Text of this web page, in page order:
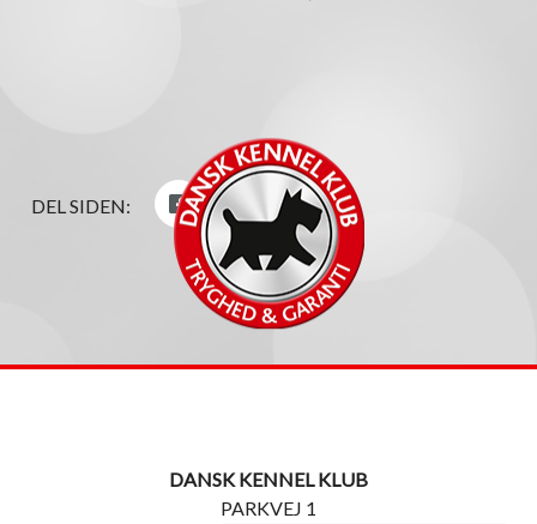
DEL SIDEN:
DANSK KENNEL KLUB
PARKVEJ 1